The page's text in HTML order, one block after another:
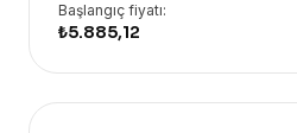
Başlangıç fiyatı:
₺5.885,12